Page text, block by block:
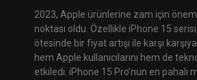
2023, Apple ürünlerine zam için
noktası oldu. Özellikle iPhone 15
ötesinde bir fiyat artışı ile karşı karşıya
hem Apple kullanıcılarını hem de
etkiledi. iPhone 15 Pro’nun en pahalı